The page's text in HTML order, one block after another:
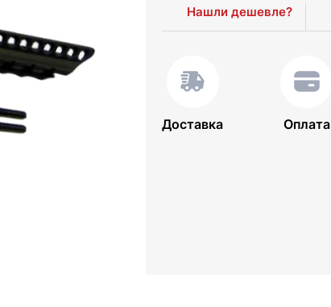
Нашли дешевле?
Доставка Оплата